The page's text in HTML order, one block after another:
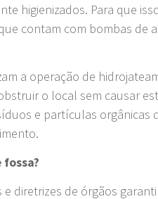
higienizados. Para que
contam com bombas de
a operação de
o local sem causar
e partículas orgânicas
diretrizes de órgãos